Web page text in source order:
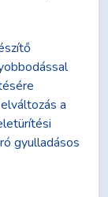
a
gyulladásos